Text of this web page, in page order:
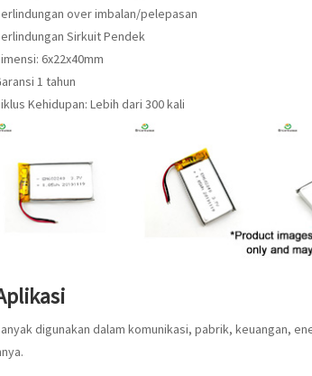
over imbalan/pelepasan
Sirkuit Pendek
6x22x40mm
1 tahun
Kehidupan: Lebih dari 300 kali
digunakan dalam komunikasi, pabrik, keuangan,